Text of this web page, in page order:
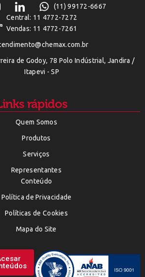
(11) 99172-6667
Central: 11 4772-7272
Vendas: 11 4772-7261
de Godoy, 78 Polo Indústrial, Jandira /
Itapevi - SP
rápidos
Quem Somos
Produtos
Serviços
Representantes
Conteúdo
Política de Privacidade
Políticas de Cookies
Mapa do Site